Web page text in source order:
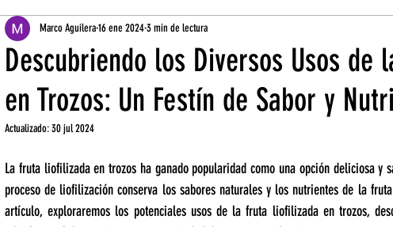
Descubriendo los Diversos Usos de
en Trozos: Un Festín de Sabor y
Marco Aguilera16 ene 20243 min de lectura
Actualizado:30 jul 2024
La fruta liofilizada en trozos ha ganado popularidad como una opción deliciosa y
proceso de liofilización conserva los sabores naturales y los nutrientes de la
artículo, exploraremos los potenciales usos de la fruta liofilizada en trozos,